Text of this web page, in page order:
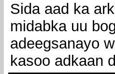
Sida aad ka
midabka uu
adeegsanayo
kasoo adkaan